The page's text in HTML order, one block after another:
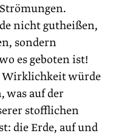
nicht gutheißen,
sondern
es geboten ist!
Wirklichkeit würde
was auf der
stofflichen
die Erde, auf und